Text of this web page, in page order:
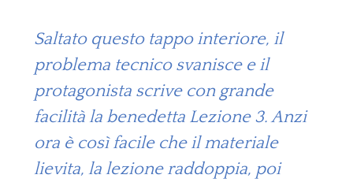
Saltato questo tappo interiore, il
problema tecnico svanisce e il
protagonista scrive con grande
facilità la benedetta Lezione 3. Anzi
ora è così facile che il materiale
lievita, la lezione raddoppia, poi